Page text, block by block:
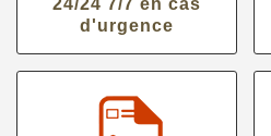
d'urgence